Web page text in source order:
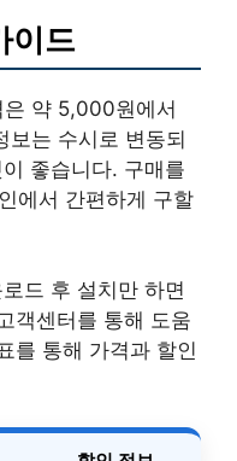
이드
은 약 5,000원에서
는 수시로 변동되
좋습니다. 구매를
에서 간편하게 구할
드 후 설치만 하면
객센터를 통해 도움
를 통해 가격과 할인